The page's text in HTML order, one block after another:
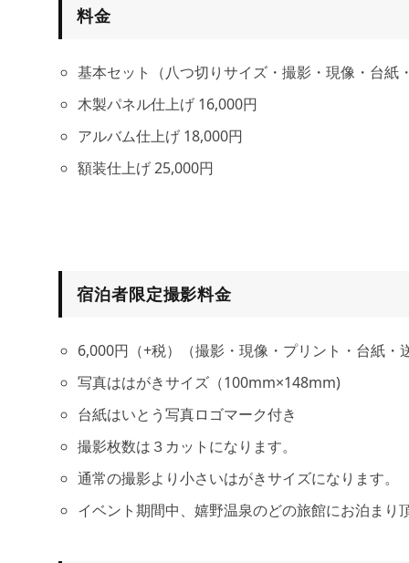
料金
基本セット（八つ切りサイズ・撮影・現像・台紙
木製パネル仕上げ 16,000円
アルバム仕上げ 18,000円
額装仕上げ 25,000円
宿泊者限定撮影料金
6,000円（+税）（撮影・現像・プリント・台紙・
写真ははがきサイズ（100mm×148mm)
台紙はいとう写真ロゴマーク付き
撮影枚数は３カットになります。
通常の撮影より小さいはがきサイズになります。
イベント期間中、嬉野温泉のどの旅館にお泊ま